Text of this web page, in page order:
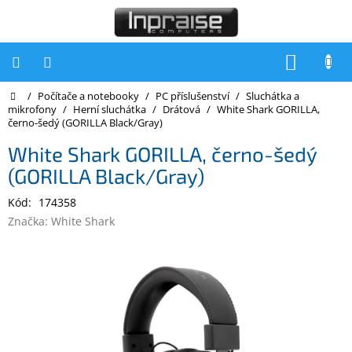
Počítače
Počítače
Notebooky
Tiskárny
Domů
/ Počítače a notebooky / PC příslušenství / Sluchátka a
mikrofony / Herní sluchátka / Drátová / White Shark GORILLA,
černo-šedý (GORILLA Black/Gray)
White Shark GORILLA, černo-šedý
(GORILLA Black/Gray)
Kód: 174358
Značka: White Shark